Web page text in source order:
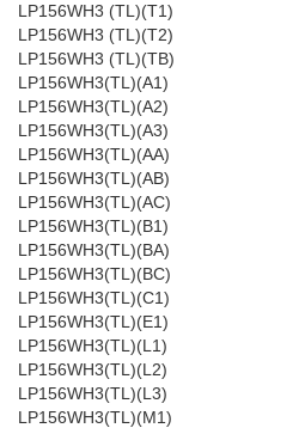
LP156WH3 (TL)(T1)
LP156WH3 (TL)(T2)
LP156WH3 (TL)(TB)
LP156WH3(TL)(A1)
LP156WH3(TL)(A2)
LP156WH3(TL)(A3)
LP156WH3(TL)(AA)
LP156WH3(TL)(AB)
LP156WH3(TL)(AC)
LP156WH3(TL)(B1)
LP156WH3(TL)(BA)
LP156WH3(TL)(BC)
LP156WH3(TL)(C1)
LP156WH3(TL)(E1)
LP156WH3(TL)(L1)
LP156WH3(TL)(L2)
LP156WH3(TL)(L3)
LP156WH3(TL)(M1)